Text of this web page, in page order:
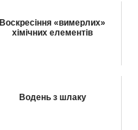
Воскресіння «вимерлих»
хімічних елементів
Водень з шлаку